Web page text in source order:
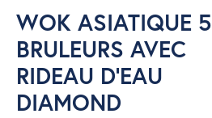
WOK ASIATIQUE 5
BRULEURS AVEC
RIDEAU D'EAU
DIAMOND